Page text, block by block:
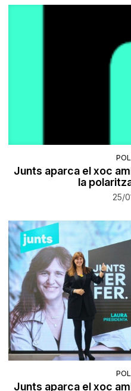
Junts aparca el xoc
la
25/
Junts aparca el xoc